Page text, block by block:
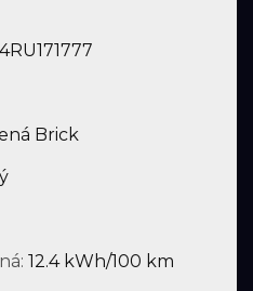
Brick
12.4 kWh/100 km